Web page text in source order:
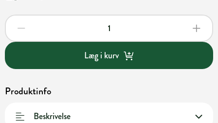
Læg i kurv
Produktinfo
Beskrivelse